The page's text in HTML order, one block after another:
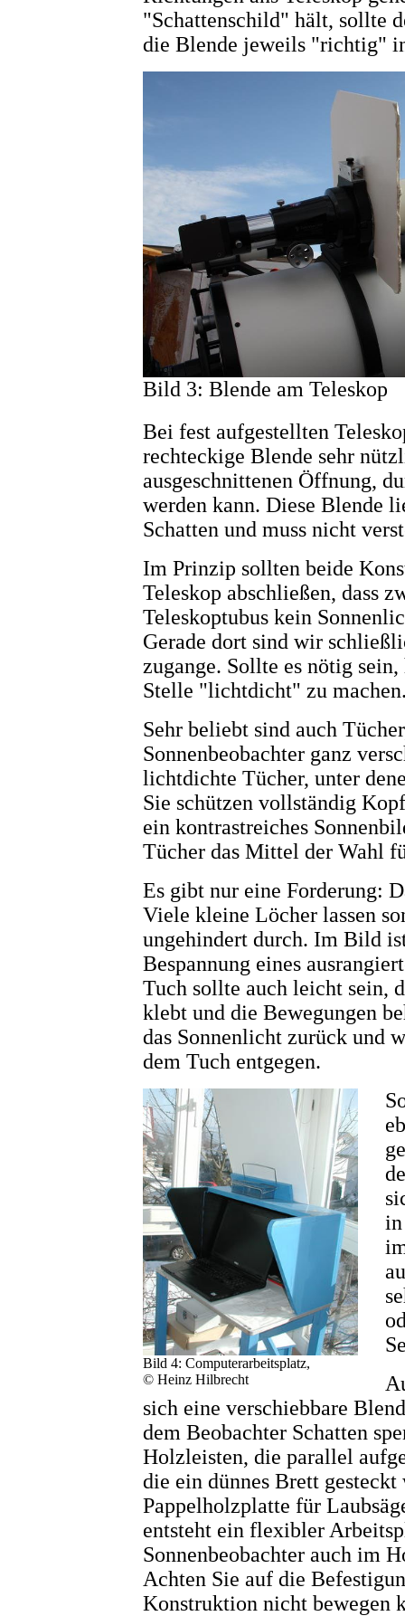
"Schattenschild" hält, sollte
die Blende jeweils "richtig"
Bild 3: Blende am Teleskop
Bei fest aufgestellten
rechteckige Blende sehr
ausgeschnittenen Öffnung,
werden kann. Diese Blende
Schatten und muss nicht
Im Prinzip sollten beide
Teleskop abschließen, dass
Teleskoptubus kein
Gerade dort sind wir
zugange. Sollte es nötig
Stelle "lichtdicht" zu
Sehr beliebt sind auch
Sonnenbeobachter ganz
lichtdichte Tücher, unter
Sie schützen vollständig
ein kontrastreiches
Tücher das Mittel der Wahl
Es gibt nur eine Forderung:
Viele kleine Löcher lassen
ungehindert durch. Im Bild
Bespannung eines
Tuch sollte auch leicht sein,
klebt und die Bewegungen
das Sonnenlicht zurück und
dem Tuch entgegen.
Bild 4: Computerarbeitsplatz,
© Heinz Hilbrecht
sich eine verschiebbare
dem Beobachter Schatten
Holzleisten, die parallel
die ein dünnes Brett
Pappelholzplatte für
entsteht ein flexibler
Sonnenbeobachter auch im
Achten Sie auf die
Konstruktion nicht bewegen